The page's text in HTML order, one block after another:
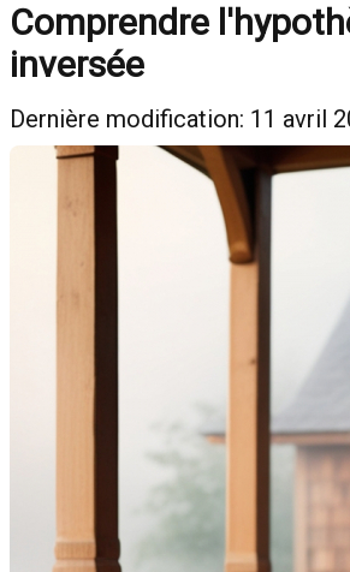
Comprendre
inversée
Dernière modification: 11 avril